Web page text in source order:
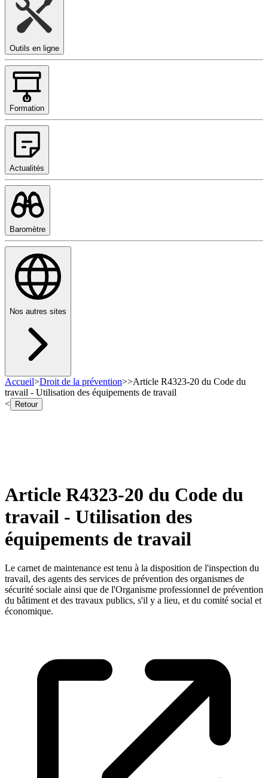
Outils en ligne
Formation
Actualités
Baromètre
Nos autres sites
Accueil>Droit de la prévention>>Article R4323-20 du Code du
travail - Utilisation des équipements de travail
<
Retour
Article R4323-20 du Code du
travail - Utilisation des
équipements de travail
Le carnet de maintenance est tenu à la disposition de l'inspection du
travail, des agents des services de prévention des organismes de
sécurité sociale ainsi que de l'Organisme professionnel de prévention
du bâtiment et des travaux publics, s'il y a lieu, et du comité social et
économique.